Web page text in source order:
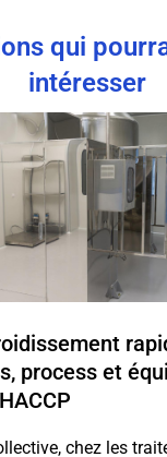
qui
intéresser
process et
chez les